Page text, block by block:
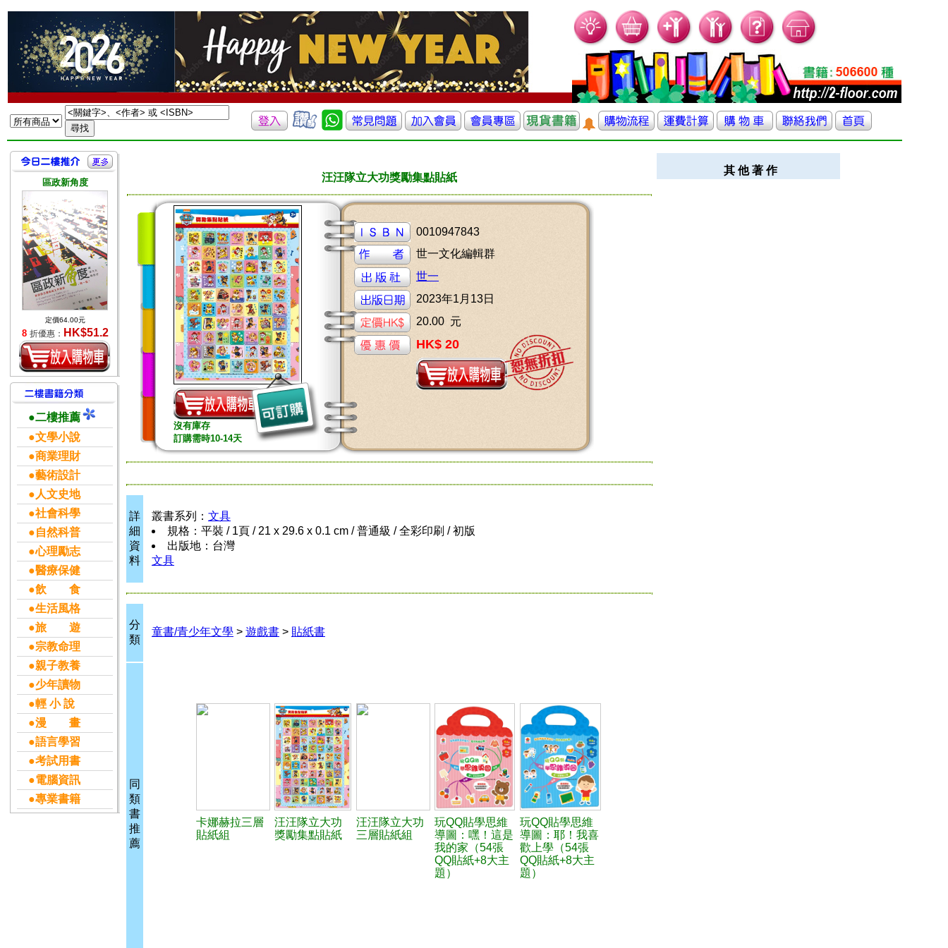
區政新角度
定價64.00元
8 折優惠： HK$51.2
●二樓推薦
●文學小說
●商業理財
●藝術設計
●人文史地
●社會科學
●自然科普
●心理勵志
●醫療保健
●飲 食
●生活風格
●旅 遊
●宗教命理
●親子教養
●少年讀物
●輕 小 說
●漫 畫
●語言學習
●考試用書
●電腦資訊
●專業書籍
汪汪隊立大功獎勵集點貼紙
沒有庫存
訂購需時10-14天
0010947843
世一文化編輯群
世一
2023年1月13日
20.00 元
HK$ 20
詳
細
資
料
叢書系列： 文具
規格：平裝 / 1頁 / 21 x 29.6 x 0.1 cm / 普通級 / 全彩印刷 / 初版
出版地：台灣
文具
分
類
童書/青少年文學 > 遊戲書 > 貼紙書
同
類
書
推
薦
卡娜赫拉三層
貼紙組
汪汪隊立大功
獎勵集點貼紙
汪汪隊立大功
三層貼紙組
玩QQ貼學思維
導圖：嘿！這是
我的家（54張
QQ貼紙+8大主
題）
玩QQ貼學思維
導圖：耶！我喜
歡上學（54張
QQ貼紙+8大主
題）
其 他 著 作